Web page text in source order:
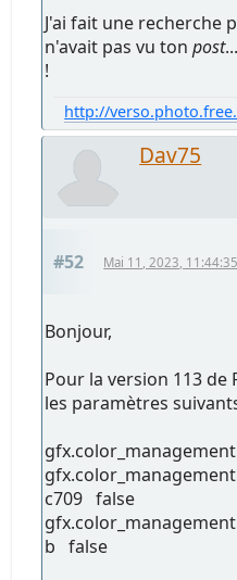
J'ai fait une recherche
n'avait pas vu tonpost
!
http://
Dav75
#52 Mai 11, 2023, 11:44:35
Bonjour,
Pour la version 113
les paramètres
c709 false
b false